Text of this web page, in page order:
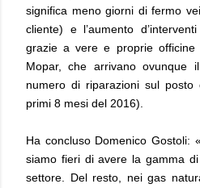
significa meno giorni di fermo
cliente) e l’aumento
grazie a vere e proprie officine
Mopar, che arrivano ovunque
numero di riparazioni sul
primi 8 mesi del 2016).
Ha concluso Domenico Gostoli:
siamo fieri di avere la gamma
settore. Del resto, nei gas